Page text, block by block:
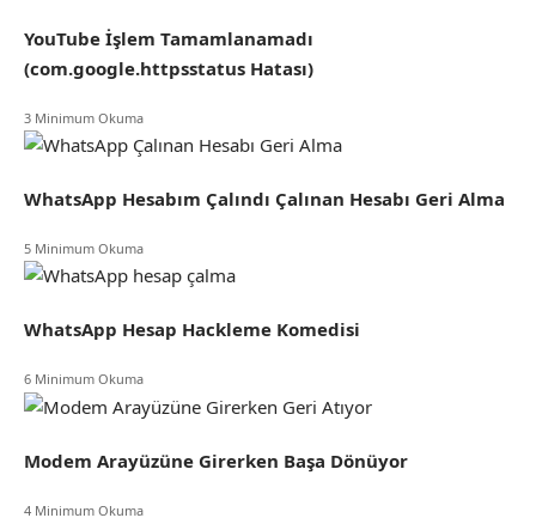
YouTube İşlem Tamamlanamadı
(com.google.httpsstatus Hatası)
3 Minimum Okuma
WhatsApp Hesabım Çalındı Çalınan Hesabı Geri Alma
5 Minimum Okuma
WhatsApp Hesap Hackleme Komedisi
6 Minimum Okuma
Modem Arayüzüne Girerken Başa Dönüyor
4 Minimum Okuma